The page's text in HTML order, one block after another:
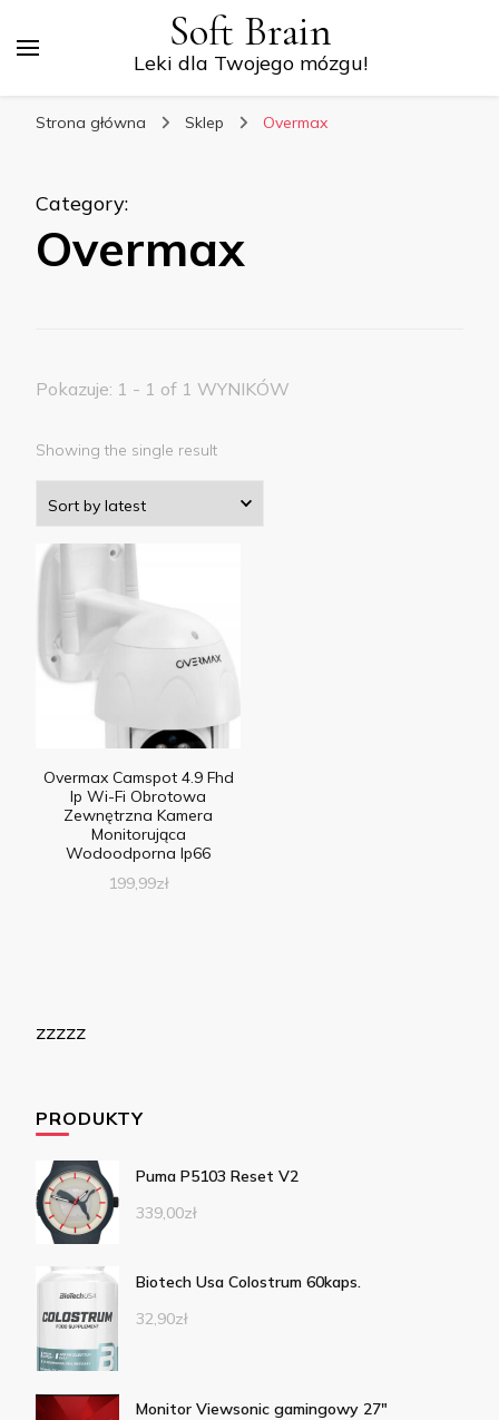
Soft Brain
Leki dla Twojego mózgu!
Strona główna Sklep Overmax
Category:
Overmax
Pokazuje: 1 - 1 of 1 WYNIKÓW
Showing the single result
Overmax Camspot 4.9 Fhd
Ip Wi-Fi Obrotowa
Zewnętrzna Kamera
Monitorująca
Wodoodporna Ip66
199,99zł
zzzzz
PRODUKTY
Puma P5103 Reset V2
339,00zł
Biotech Usa Colostrum 60kaps.
32,90zł
Monitor Viewsonic gamingowy 27"